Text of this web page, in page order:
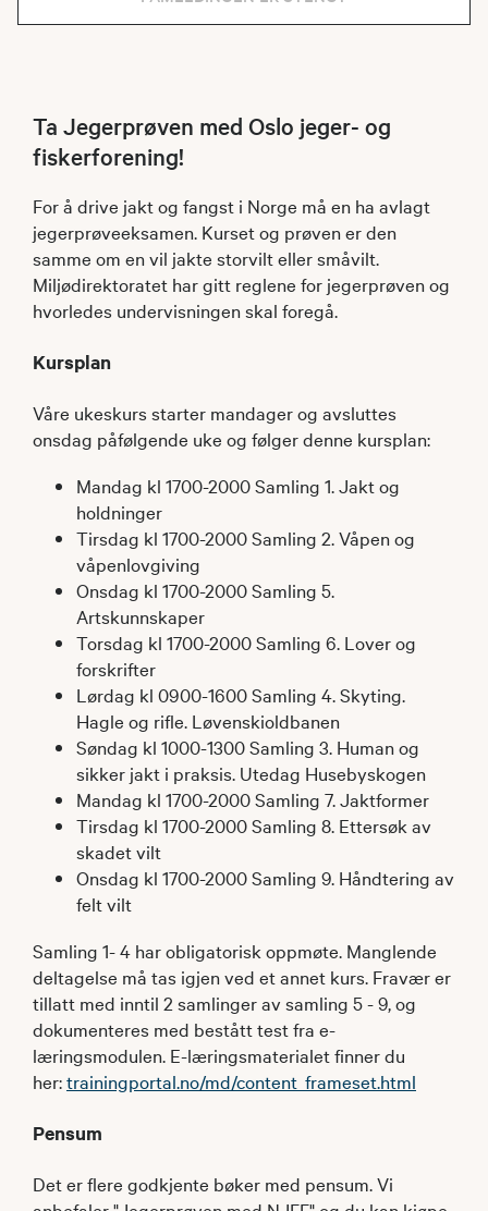
Ta Jegerprøven med Oslo jeger- og
fiskerforening!
For å drive jakt og fangst i Norge må en ha avlagt
jegerprøveeksamen. Kurset og prøven er den
samme om en vil jakte storvilt eller småvilt.
Miljødirektoratet har gitt reglene for jegerprøven og
hvorledes undervisningen skal foregå.
Kursplan
Våre ukeskurs starter mandager og avsluttes
onsdag påfølgende uke og følger denne kursplan:
Mandag kl 1700-2000 Samling 1. Jakt og
holdninger
Tirsdag kl 1700-2000 Samling 2. Våpen og
våpenlovgiving
Onsdag kl 1700-2000 Samling 5.
Artskunnskaper
Torsdag kl 1700-2000 Samling 6. Lover og
forskrifter
Lørdag kl 0900-1600 Samling 4. Skyting.
Hagle og rifle. Løvenskioldbanen
Søndag kl 1000-1300 Samling 3. Human og
sikker jakt i praksis. Utedag Husebyskogen
Mandag kl 1700-2000 Samling 7. Jaktformer
Tirsdag kl 1700-2000 Samling 8. Ettersøk av
skadet vilt
Onsdag kl 1700-2000 Samling 9. Håndtering av
felt vilt
Samling 1- 4 har obligatorisk oppmøte. Manglende
deltagelse må tas igjen ved et annet kurs. Fravær er
tillatt med inntil 2 samlinger av samling 5 - 9, og
dokumenteres med bestått test fra e-
læringsmodulen. E-læringsmaterialet finner du
her:trainingportal.no/md/content_frameset.html
Pensum
Det er flere godkjente bøker med pensum. Vi